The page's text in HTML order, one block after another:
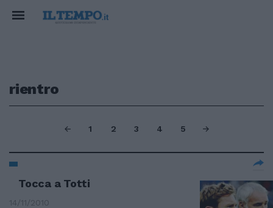
rientro
1 2 3 4 5
Tocca a Totti
14/11/2010